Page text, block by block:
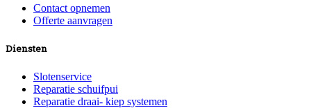
Contact opnemen
Offerte aanvragen
Diensten
Slotenservice
Reparatie schuifpui
Reparatie draai- kiep systemen